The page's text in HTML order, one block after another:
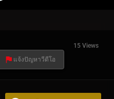
15 Views
แจ้งปัญหาวีดีโอ